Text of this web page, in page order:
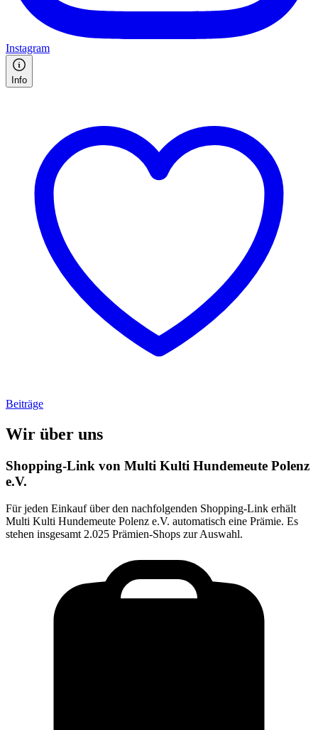
Instagram
Info
Beiträge
Wir über uns
Shopping-Link von Multi Kulti Hundemeute Polenz
e.V.
Für jeden Einkauf über den nachfolgenden Shopping-Link erhält
Multi Kulti Hundemeute Polenz e.V. automatisch eine Prämie. Es
stehen insgesamt 2.025 Prämien-Shops zur Auswahl.